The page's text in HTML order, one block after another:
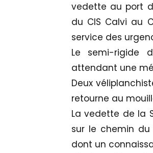
vedette au port
du CIS Calvi au
service des
Le semi-rigide
attendant une
Deux
retourne au
La vedette de la
sur le chemin
dont un